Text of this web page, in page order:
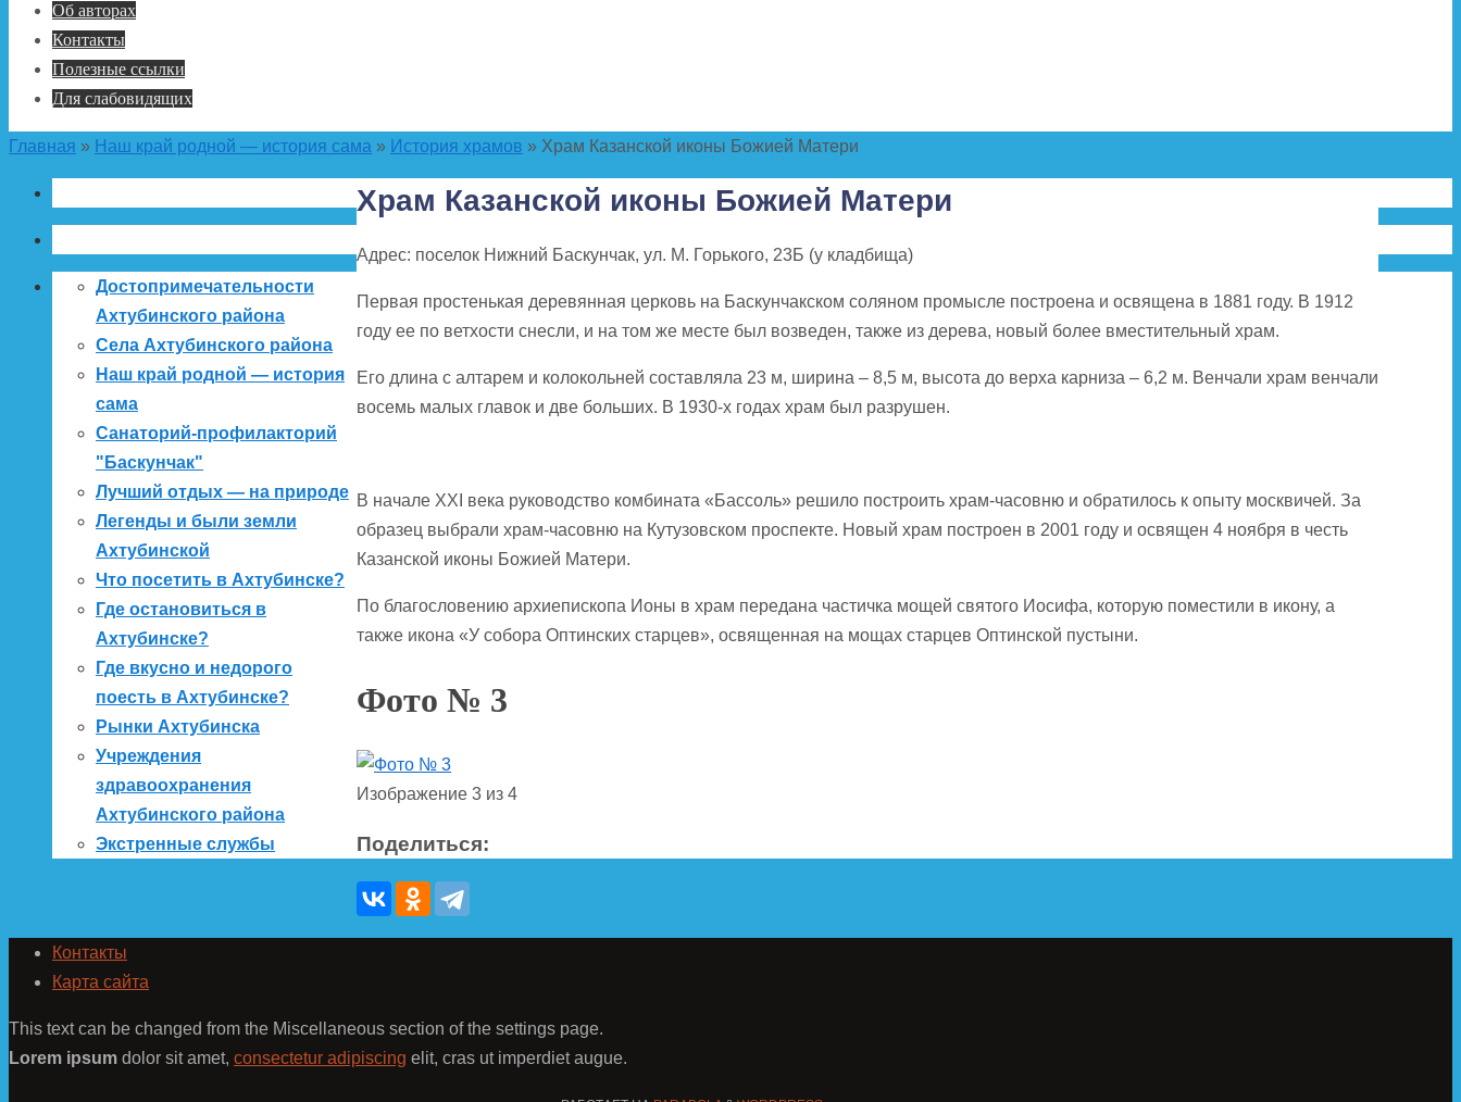
Об авторах
Контакты
Полезные ссылки
Для слабовидящих
Главная » Наш край родной — история сама » История храмов » Храм Казанской иконы Божией Матери
Храм Казанской иконы Божией Матери
Адрес: поселок Нижний Баскунчак, ул. М. Горького, 23Б (у кладбища)
Первая простенькая деревянная церковь на Баскунчакском соляном промысле построена и освящена в 1881 году. В 1912
году ее по ветхости снесли, и на том же месте был возведен, также из дерева, новый более вместительный храм.
Его длина с алтарем и колокольней составляла 23 м, ширина – 8,5 м, высота до верха карниза – 6,2 м. Венчали храм венчали
восемь малых главок и две больших. В 1930-х годах храм был разрушен.
В начале XXI века руководство комбината «Бассоль» решило построить храм-часовню и обратилось к опыту москвичей. За
образец выбрали храм-часовню на Кутузовском проспекте. Новый храм построен в 2001 году и освящен 4 ноября в честь
Казанской иконы Божией Матери.
По благословению архиепископа Ионы в храм передана частичка мощей святого Иосифа, которую поместили в икону, а
также икона «У собора Оптинских старцев», освященная на мощах старцев Оптинской пустыни.
Фото № 3
Изображение 3 из 4
Поделиться:
Достопримечательности
Ахтубинского района
Села Ахтубинского района
Наш край родной — история
сама
Санаторий-профилакторий
"Баскунчак"
Лучший отдых — на природе
Легенды и были земли
Ахтубинской
Что посетить в Ахтубинске?
Где остановиться в
Ахтубинске?
Где вкусно и недорого
поесть в Ахтубинске?
Рынки Ахтубинска
Учреждения
здравоохранения
Ахтубинского района
Экстренные службы
Контакты
Карта сайта
This text can be changed from the Miscellaneous section of the settings page.
Lorem ipsum dolor sit amet, consectetur adipiscing elit, cras ut imperdiet augue.